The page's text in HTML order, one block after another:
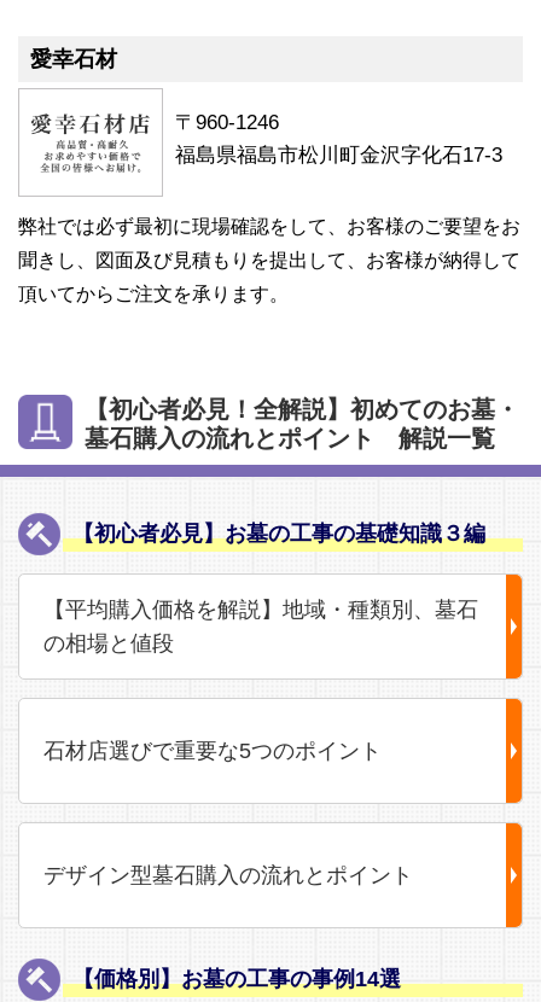
愛幸石材
〒960-1246
福島県福島市松川町金沢字化石17-3
弊社では必ず最初に現場確認をして、お客様のご要望をお
聞きし、図面及び見積もりを提出して、お客様が納得して
頂いてからご注文を承ります。
【初心者必見！全解説】初めてのお墓・
墓石購入の流れとポイント 解説一覧
【初心者必見】お墓の工事の基礎知識３編
【平均購入価格を解説】地域・種類別、墓石
の相場と値段
石材店選びで重要な5つのポイント
デザイン型墓石購入の流れとポイント
【価格別】お墓の工事の事例14選